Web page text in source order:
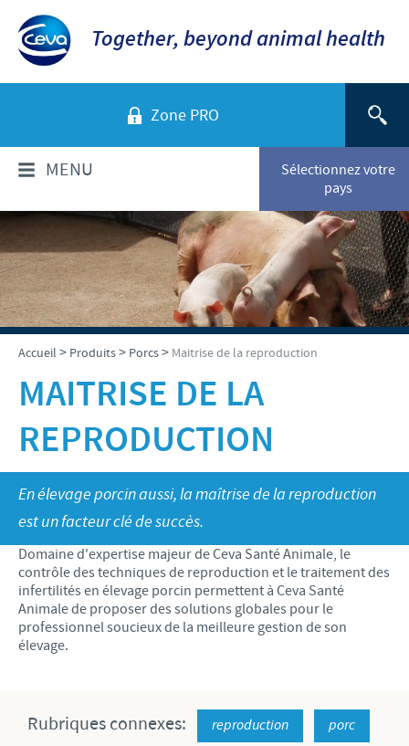
Together, beyond animal health
Zone PRO
Sélectionnez votre
pays
MENU
QUI SOMMES-NOUS?
Aperçu de la société
Ceva en Belgique
Ceva dans le monde
Notre histoire
Notre mission
Recherche et développement
PRODUITS
Liste produits
Porcs
SERVICES
RESPONSABILITÉ & PARTENARIATS
Importance de la responsabilité
Contributions
Programmes de soutien
Partenariats commerciaux et scientifiques
ACTUALITÉS
Actualités internationales
Actualités au sein du Benelux
OFFRES D'EMPLOI
Offres d'emploi internationales
Offres d'emploi au sein du Benelux
CONTACT
Accueil > Produits> Porcs> Maitrise de la reproduction
MAITRISE DE LA
REPRODUCTION
En élevage porcin aussi, la maîtrise de la reproduction
est un facteur clé de succès.
Domaine d'expertise majeur de Ceva Santé Animale, le
contrôle des techniques de reproduction et le traitement des
infertilités en élevage porcin permettent à Ceva Santé
Animale de proposer des solutions globales pour le
professionnel soucieux de la meilleure gestion de son
élevage.
Rubriques connexes: reproduction porc